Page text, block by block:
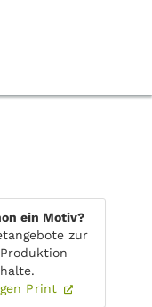
ein Motiv?
zur
Print